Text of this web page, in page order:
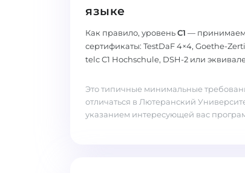
языке
Как правило, уровеньC1 —
сертификаты: TestDaF 4×4, Goethe-
telc C1 Hochschule, DSH-2 или
Это типичные минимальные
отличаться в Лютеранский
указанием интересующей вас